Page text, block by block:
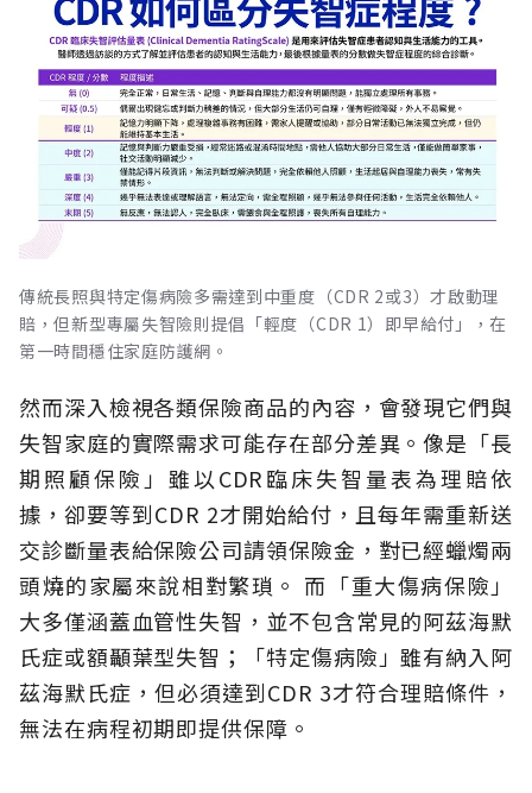
傳統長照與特定傷病險多需達到中重度（CDR 2或3）才啟動理
賠，但新型專屬失智險則提倡「輕度（CDR 1）即早給付」，在
第一時間穩住家庭防護網。
然而深入檢視各類保險商品的內容，會發現它們與
失智家庭的實際需求可能存在部分差異。像是「長
期照顧保險」雖以CDR臨床失智量表為理賠依
據，卻要等到CDR 2才開始給付，且每年需重新送
交診斷量表給保險公司請領保險金，對已經蠟燭兩
頭燒的家屬來說相對繁瑣。 而「重大傷病保險」
大多僅涵蓋血管性失智，並不包含常見的阿茲海默
氏症或額顳葉型失智；「特定傷病險」雖有納入阿
茲海默氏症，但必須達到CDR 3才符合理賠條件，
無法在病程初期即提供保障。